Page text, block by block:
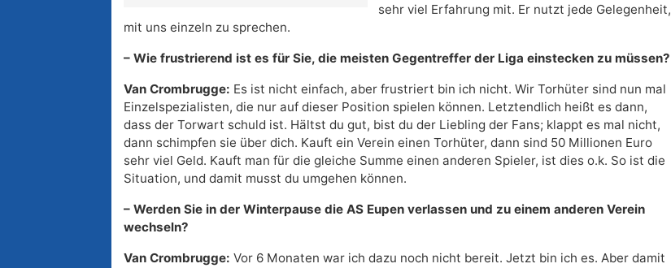
sehr viel Erfahrung mit. Er nutzt jede Gelegenheit,
mit uns einzeln zu sprechen.
– Wie frustrierend ist es für Sie, die meisten Gegentreffer der Liga einstecken zu müssen?
Van Crombrugge: Es ist nicht einfach, aber frustriert bin ich nicht. Wir Torhüter sind nun mal
Einzelspezialisten, die nur auf dieser Position spielen können. Letztendlich heißt es dann,
dass der Torwart schuld ist. Hältst du gut, bist du der Liebling der Fans; klappt es mal nicht,
dann schimpfen sie über dich. Kauft ein Verein einen Torhüter, dann sind 50 Millionen Euro
sehr viel Geld. Kauft man für die gleiche Summe einen anderen Spieler, ist dies o.k. So ist die
Situation, und damit musst du umgehen können.
– Werden Sie in der Winterpause die AS Eupen verlassen und zu einem anderen Verein
wechseln?
Van Crombrugge: Vor 6 Monaten war ich dazu noch nicht bereit. Jetzt bin ich es. Aber damit